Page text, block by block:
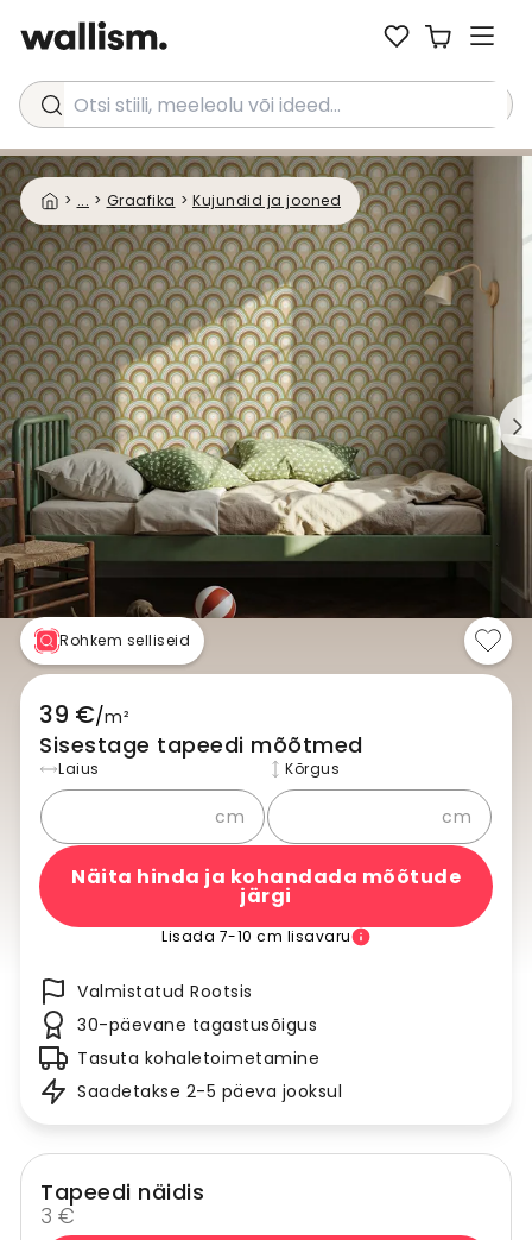
Otsi stiili, meeleolu või ideed...
> ... > Graafika > Kujundid ja jooned
Rohkem selliseid
39 €/m²
Sisestage tapeedi mõõtmed
Laius
cm
Kõrgus
cm
Näita hinda ja kohandada mõõtude
järgi
Lisada 7-10 cm lisavaru
Valmistatud Rootsis
30-päevane tagastusõigus
Tasuta kohaletoimetamine
Saadetakse 2-5 päeva jooksul
Tapeedi näidis
3 €